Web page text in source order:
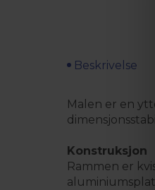
Beskrivelse
Malen er en
Konstruksjon
Rammen er